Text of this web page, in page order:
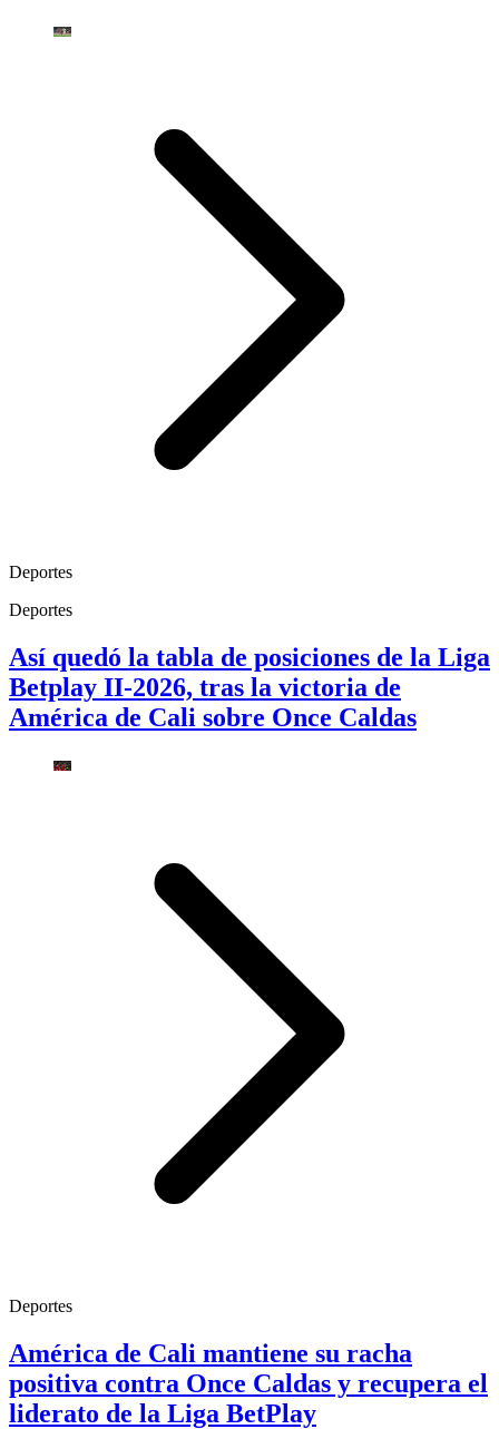
Deportes
Deportes
Así quedó la tabla de posiciones de la Liga
Betplay II-2026, tras la victoria de
América de Cali sobre Once Caldas
Deportes
América de Cali mantiene su racha
positiva contra Once Caldas y recupera el
liderato de la Liga BetPlay